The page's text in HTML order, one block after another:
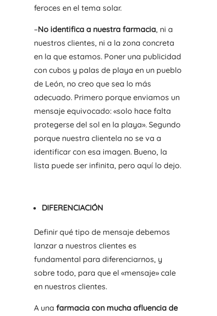
feroces en el tema solar.
–No identifica a nuestra farmacia, ni a
nuestros clientes, ni a la zona concreta
en la que estamos. Poner una publicidad
con cubos y palas de playa en un pueblo
de León, no creo que sea lo más
adecuado. Primero porque enviamos un
mensaje equivocado: «solo hace falta
protegerse del sol en la playa». Segundo
porque nuestra clientela no se va a
identificar con esa imagen. Bueno, la
lista puede ser infinita, pero aquí lo dejo.
DIFERENCIACIÓN
Definir qué tipo de mensaje debemos
lanzar a nuestros clientes es
fundamental para diferenciarnos, y
sobre todo, para que el «mensaje» cale
en nuestros clientes.
A una farmacia con mucha afluencia de